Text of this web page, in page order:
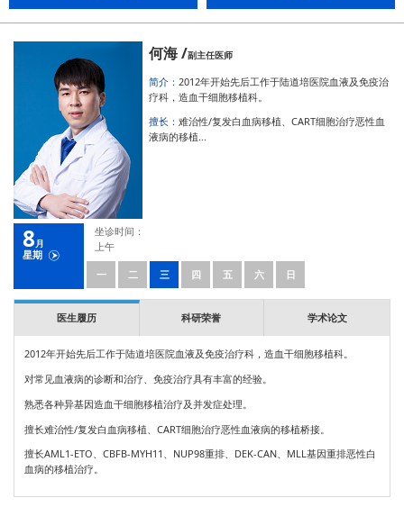
何海 /副主任医师
简介： 2012年开始先后工作于陆道培医院血液及免疫治
疗科，造血干细胞移植科。
擅长：难治性/复发白血病移植、CART细胞治疗恶性血
液病的移植...
8月
星期
一
二 三 四 五 六 日
坐诊时间：
上午
医生履历 科研荣誉 学术论文
2012年开始先后工作于陆道培医院血液及免疫治疗科，造血干细胞移植科。
对常见血液病的诊断和治疗、免疫治疗具有丰富的经验。
熟悉各种异基因造血干细胞移植治疗及并发症处理。
擅长难治性/复发白血病移植、CART细胞治疗恶性血液病的移植桥接。
擅长AML1-ETO、CBFB-MYH11、NUP98重排、DEK-CAN、MLL基因重排恶性白
血病的移植治疗。